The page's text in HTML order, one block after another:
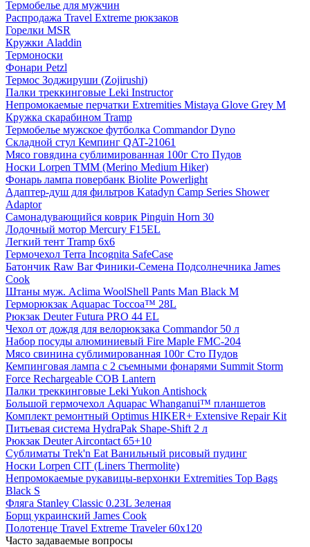
Термобелье для мужчин
Распродажа Travel Extreme рюкзаков
Горелки MSR
Кружки Aladdin
Термоноски
Фонари Petzl
Термос Зоджируши (Zojirushi)
Палки треккинговые Leki Instructor
Непромокаемые перчатки Extremities Mistaya Glove Grey M
Кружка скарабином Tramp
Термобелье мужское футболка Commandor Dyno
Складной стул Кемпинг QAT-21061
Мясо говядина сублимированная 100г Сто Пудов
Носки Lorpen TMM (Merino Medium Hiker)
Фонарь лампа повербанк Biolite Powerlight
Адаптер-душ для фильтров Katadyn Camp Series Shower
Adaptor
Самонадувающийся коврик Pinguin Horn 30
Лодочный мотор Mercury F15EL
Легкий тент Tramp 6x6
Гермочехол Terra Incognita SafeCase
Батончик Raw Bar Финики-Семена Подсолнечника James
Cook
Штаны муж. Aclima WoolShell Pants Man Black M
Герморюкзак Aquapac Toccoa™ 28L
Рюкзак Deuter Futura PRO 44 EL
Чехол от дождя для велорюкзака Commandor 50 л
Набор посуды алюминиевый Fire Maple FMC-204
Мясо свинина сублимированная 100г Сто Пудов
Кемпинговая лампа с 2 съемными фонарями Summit Storm
Force Rechargeable COB Lantern
Палки треккинговые Leki Yukon Antishock
Большой гермочехол Aquapac Whanganui™ планшетов
Комплект ремонтный Optimus HIKER+ Extensive Repair Kit
Питьевая система HydraPak Shape-Shift 2 л
Рюкзак Deuter Aircontact 65+10
Сублиматы Trek'n Eat Ванильный рисовый пудинг
Носки Lorpen CIT (Liners Thermolite)
Непромокаемые рукавицы-верхонки Extremities Top Bags
Black S
Фляга Stanley Classic 0.23L Зеленая
Борщ украинский James Cook
Полотенце Travel Extreme Traveler 60х120
Часто задаваемые вопросы